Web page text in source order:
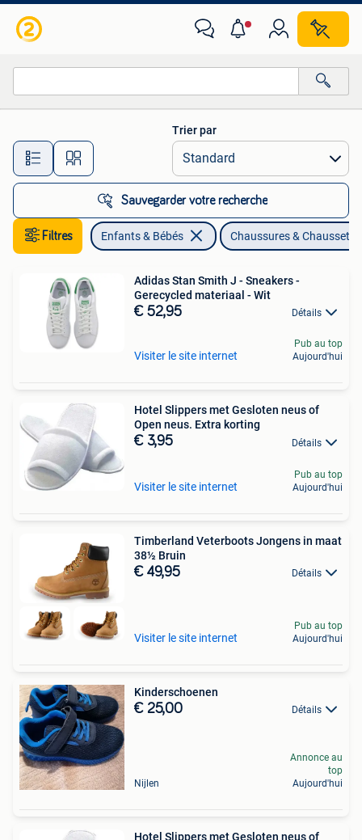
Toutes les distances…
Trier par
Sauvegarder votre recherche
Filtres Enfants & Bébés Chaussures &
Adidas Stan Smith J - Sneakers -
Gerecycled materiaal - Wit
€ 52,95 Détails
Visiter le site internet
Pub au top
Aujourd'hui
Hotel Slippers met Gesloten neus of
Open neus. Extra korting
€ 3,95 Détails
Visiter le site internet
Pub au top
Aujourd'hui
Timberland Veterboots Jongens in maat
38½ Bruin
€ 49,95 Détails
Visiter le site internet
Pub au top
Aujourd'hui
Kinderschoenen
€ 25,00 Détails
Nijlen
Annonce au
top
Aujourd'hui
Hotel Slippers met Gesloten neus of